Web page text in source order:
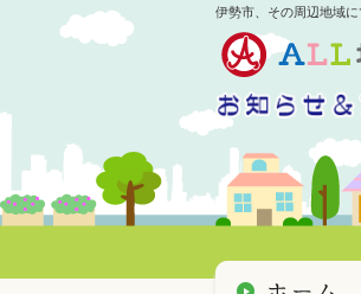
伊勢市、その周辺地域